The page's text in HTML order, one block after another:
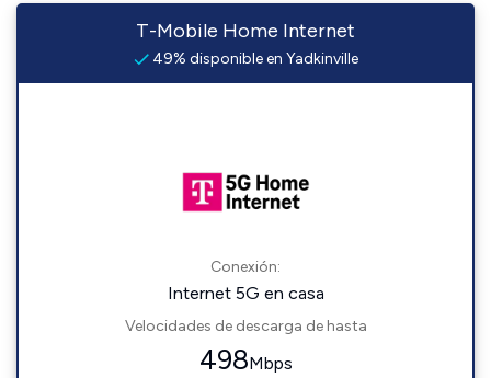
T-Mobile Home Internet
49% disponible en Yadkinville
Conexión:
Internet 5G en casa
Velocidades de descarga de hasta
498Mbps